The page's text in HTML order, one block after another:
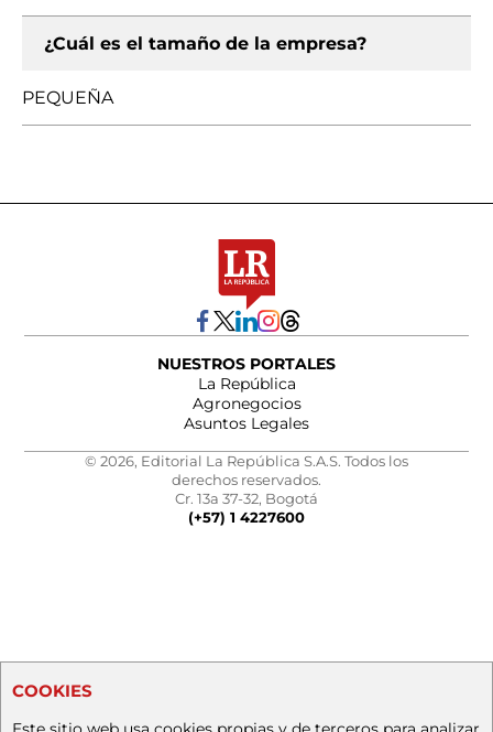
¿Cuál es el tamaño de la empresa?
PEQUEÑA
NUESTROS PORTALES
La República
Agronegocios
Asuntos Legales
© 2026, Editorial La República S.A.S. Todos los
derechos reservados.
Cr. 13a 37-32, Bogotá
(+57) 1 4227600
COOKIES